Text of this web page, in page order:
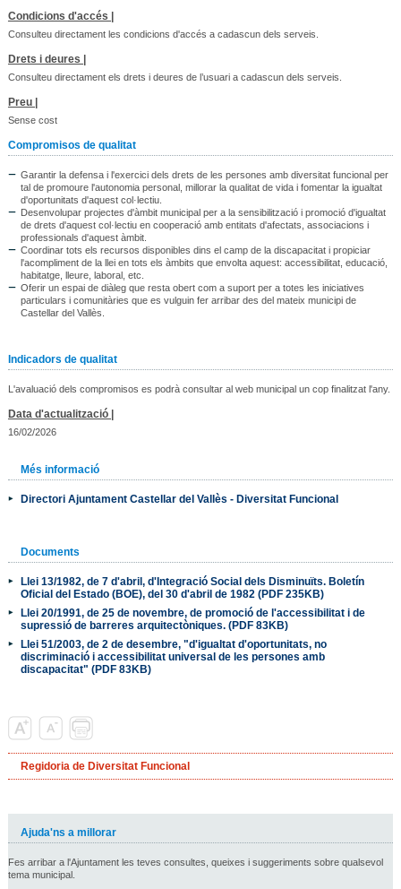
Condicions d'accés |
Consulteu directament les condicions d'accés a cadascun dels serveis.
Drets i deures |
Consulteu directament els drets i deures de l’usuari a cadascun dels serveis.
Preu |
Sense cost
Compromisos de qualitat
Garantir la defensa i l'exercici dels drets de les persones amb diversitat funcional per
tal de promoure l'autonomia personal, millorar la qualitat de vida i fomentar la igualtat
d'oportunitats d'aquest col·lectiu.
Desenvolupar projectes d'àmbit municipal per a la sensibilització i promoció d'igualtat
de drets d'aquest col·lectiu en cooperació amb entitats d'afectats, associacions i
professionals d'aquest àmbit.
Coordinar tots els recursos disponibles dins el camp de la discapacitat i propiciar
l'acompliment de la llei en tots els àmbits que envolta aquest: accessibilitat, educació,
habitatge, lleure, laboral, etc.
Oferir un espai de diàleg que resta obert com a suport per a totes les iniciatives
particulars i comunitàries que es vulguin fer arribar des del mateix municipi de
Castellar del Vallès.
Indicadors de qualitat
L'avaluació dels compromisos es podrà consultar al web municipal un cop finalitzat l'any.
Data d'actualització |
16/02/2026
Més informació
Directori Ajuntament Castellar del Vallès - Diversitat Funcional
Documents
Llei 13/1982, de 7 d'abril, d'Integració Social dels Disminuïts. Boletín
Oficial del Estado (BOE), del 30 d'abril de 1982 (PDF 235KB)
Llei 20/1991, de 25 de novembre, de promoció de l'accessibilitat i de
supressió de barreres arquitectòniques. (PDF 83KB)
Llei 51/2003, de 2 de desembre, "d'igualtat d'oportunitats, no
discriminació i accessibilitat universal de les persones amb
discapacitat" (PDF 83KB)
Regidoria de Diversitat Funcional
Ajuda'ns a millorar
Fes arribar a l'Ajuntament les teves consultes, queixes i suggeriments sobre qualsevol
tema municipal.